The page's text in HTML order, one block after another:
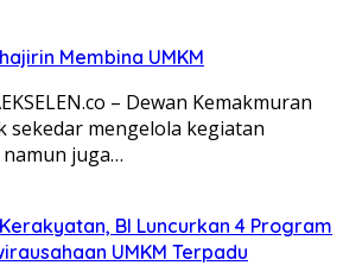
Membina UMKM
– Dewan Kemakmuran
sekedar mengelola kegiatan
juga…
BI Luncurkan 4 Program
UMKM Terpadu